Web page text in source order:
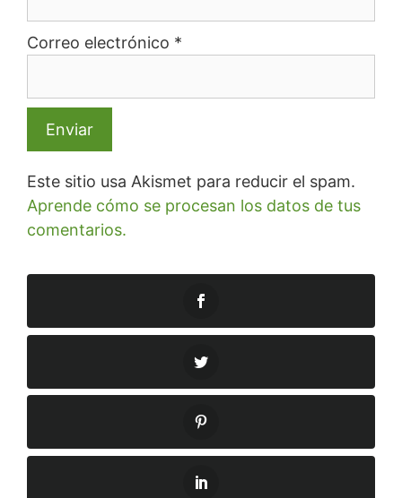
Correo electrónico *
Este sitio usa Akismet para reducir el spam.
Aprende cómo se procesan los datos de tus
comentarios.